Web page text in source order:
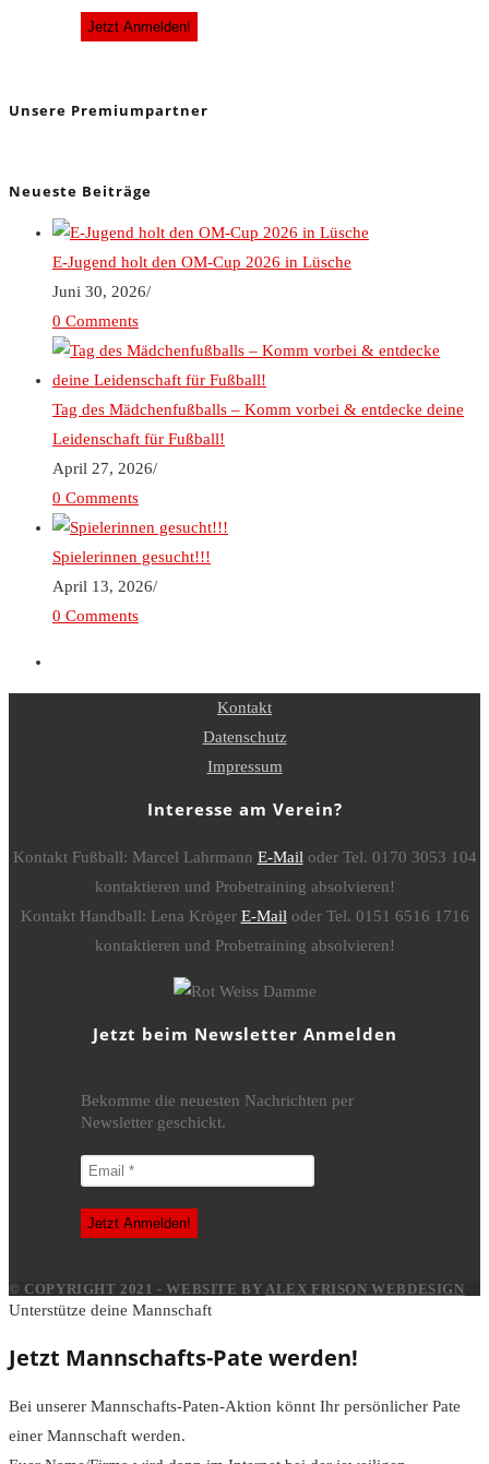
Unsere Premiumpartner
Neueste Beiträge
E-Jugend holt den OM-Cup 2026 in Lüsche
Juni 30, 2026/
0 Comments
Tag des Mädchenfußballs – Komm vorbei & entdecke deine
Leidenschaft für Fußball!
April 27, 2026/
0 Comments
Spielerinnen gesucht!!!
April 13, 2026/
0 Comments
Kontakt
Datenschutz
Impressum
Interesse am Verein?
Kontakt Fußball: Marcel Lahrmann E-Mail oder Tel. 0170 3053 104
kontaktieren und Probetraining absolvieren!
Kontakt Handball: Lena Kröger E-Mail oder Tel. 0151 6516 1716
kontaktieren und Probetraining absolvieren!
Jetzt beim Newsletter Anmelden
Bekomme die neuesten Nachrichten per
Newsletter geschickt.
© COPYRIGHT 2021 - WEBSITE BY ALEX FRISON WEBDESIGN
Unterstütze deine Mannschaft
Jetzt Mannschafts-Pate werden!
Bei unserer Mannschafts-Paten-Aktion könnt Ihr persönlicher Pate
einer Mannschaft werden.